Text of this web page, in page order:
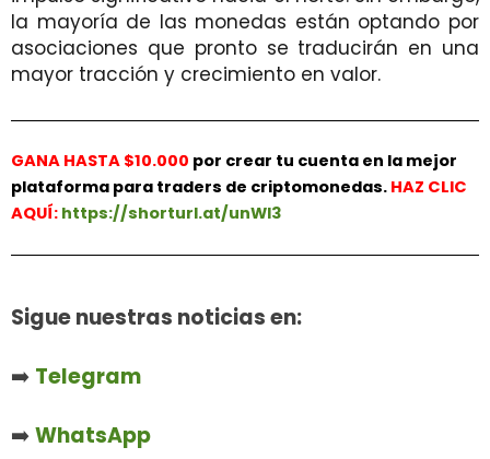
la mayoría de las monedas están optando por
asociaciones que pronto se traducirán en una
mayor tracción y crecimiento en valor.
GANA HASTA $10.000 por crear tu cuenta en la mejor
plataforma para traders de criptomonedas. HAZ CLIC
AQUÍ: https://shorturl.at/unWl3
Sigue nuestras noticias en:
➡️ Telegram
➡️WhatsApp